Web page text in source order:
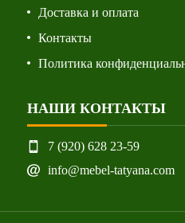
Доставка и оплата
Контакты
Политика
НАШИ КОНТАКТЫ
7 (920) 628 23-59
info@mebel-tatyana.com